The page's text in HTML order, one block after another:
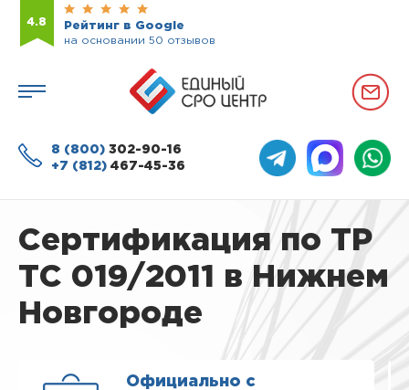
4.8
Рейтинг в Google
на основании 50 отзывов
8 (800) 302-90-16
+7 (812) 467-45-36
Сертификация по ТР
ТС 019/2011 в Нижнем
Новгороде
Официально с